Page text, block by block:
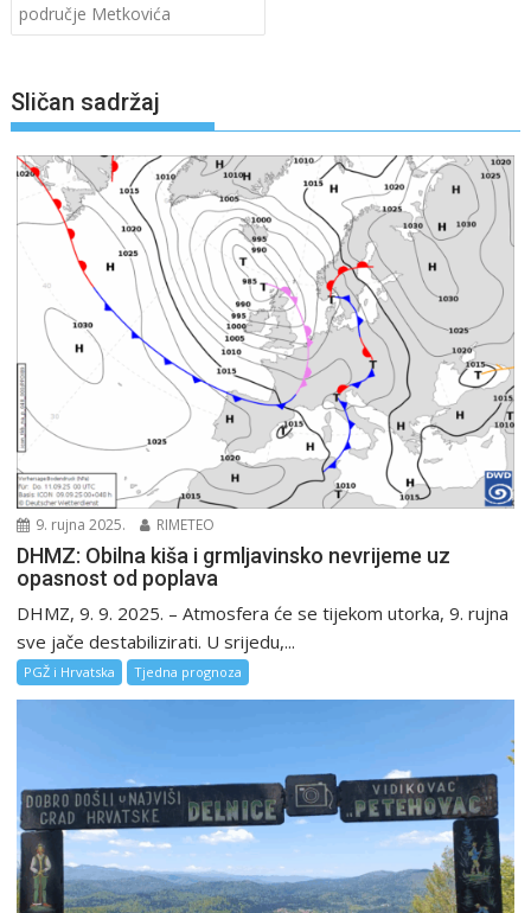
područje Metkovića
Sličan sadržaj
9. rujna 2025. RIMETEO
DHMZ: Obilna kiša i grmljavinsko nevrijeme uz
opasnost od poplava
DHMZ, 9. 9. 2025. – Atmosfera će se tijekom utorka, 9. rujna
sve jače destabilizirati. U srijedu,...
PGŽ i Hrvatska Tjedna prognoza